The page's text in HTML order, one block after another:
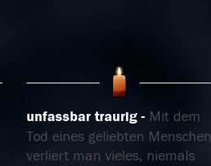
unfassbar traurig
Mit dem
Tod eines geliebten Menschen
verliert man vieles, niemals